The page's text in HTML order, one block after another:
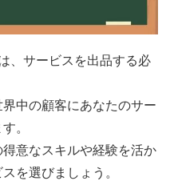
、サービスを出品する必
中の顧客にあなたのサー
。
意なスキルや経験を活か
を選びましょう。